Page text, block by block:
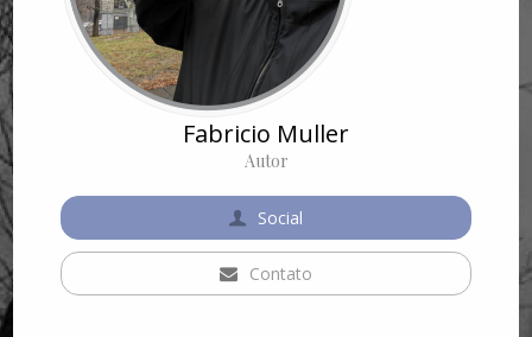
Fabricio Muller
Autor
Social
Contato